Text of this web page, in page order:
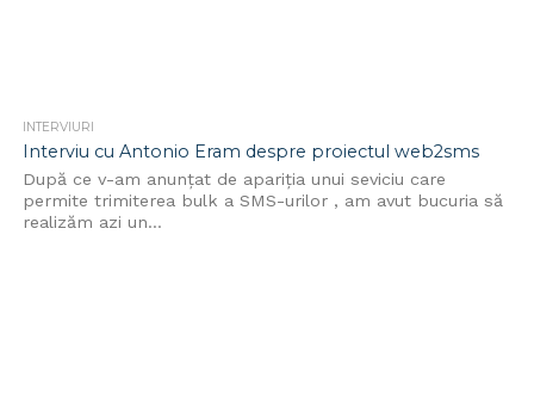
INTERVIURI
Interviu cu Antonio Eram despre proiectul web2sms
După ce v-am anunţat de apariţia unui seviciu care
permite trimiterea bulk a SMS-urilor , am avut bucuria să
realizăm azi un...